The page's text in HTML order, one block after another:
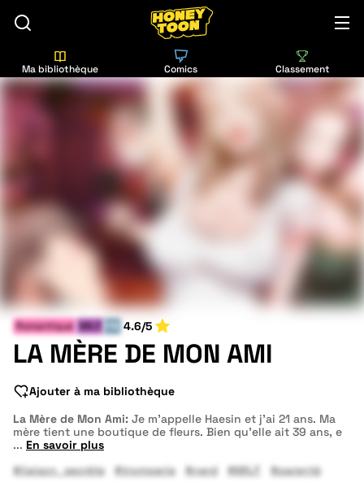
Ma bibliothèque Comics Classement
Romantique MILF 4.6/5
LA MÈRE DE MON AMI
Ajouter à ma bibliothèque
La Mère de Mon Ami: Je m'appelle Haesin et j'ai 21 ans. Ma
mère tient une boutique de fleurs. Bien qu'elle ait 39 ans, e
... En savoir plus
#liaison_secrète
#tromperie #nerd #MILF #parenté